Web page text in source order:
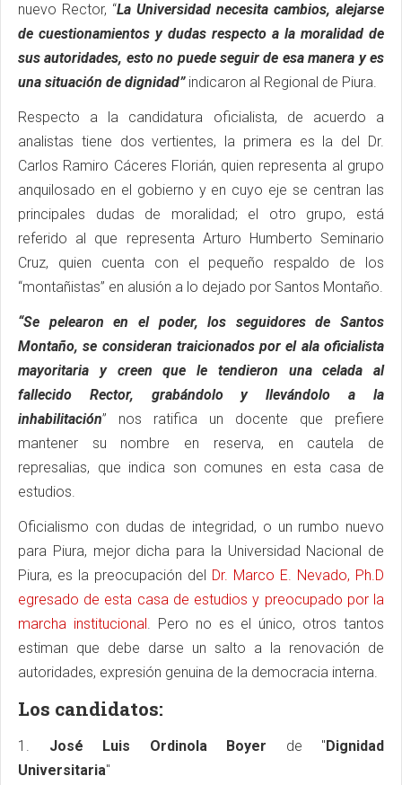
nuevo Rector, “La Universidad necesita cambios, alejarse
de cuestionamientos y dudas respecto a la moralidad de
sus autoridades, esto no puede seguir de esa manera y es
una situación de dignidad”indicaron al Regional de Piura.
Respecto a la candidatura oficialista, de acuerdo a
analistas tiene dos vertientes, la primera es la del Dr.
Carlos Ramiro Cáceres Florián, quien representa al grupo
anquilosado en el gobierno y en cuyo eje se centran las
principales dudas de moralidad; el otro grupo, está
referido al que representa Arturo Humberto Seminario
Cruz, quien cuenta con el pequeño respaldo de los
“montañistas” en alusión a lo dejado por Santos Montaño.
“Se pelearon en el poder, los seguidores de Santos
Montaño, se consideran traicionados por el ala oficialista
mayoritaria y creen que le tendieron una celada al
fallecido Rector, grabándolo y llevándolo a la
inhabilitación” nos ratifica un docente que prefiere
mantener su nombre en reserva, en cautela de
represalias, que indica son comunes en esta casa de
estudios.
Oficialismo con dudas de integridad, o un rumbo nuevo
para Piura, mejor dicha para la Universidad Nacional de
Piura, es la preocupación del Dr. Marco E. Nevado, Ph.D
egresado de esta casa de estudios y preocupado por la
marcha institucional. Pero no es el único, otros tantos
estiman que debe darse un salto a la renovación de
autoridades, expresión genuina de la democracia interna.
Los candidatos:
1. José Luis Ordinola Boyer de "Dignidad
Universitaria"